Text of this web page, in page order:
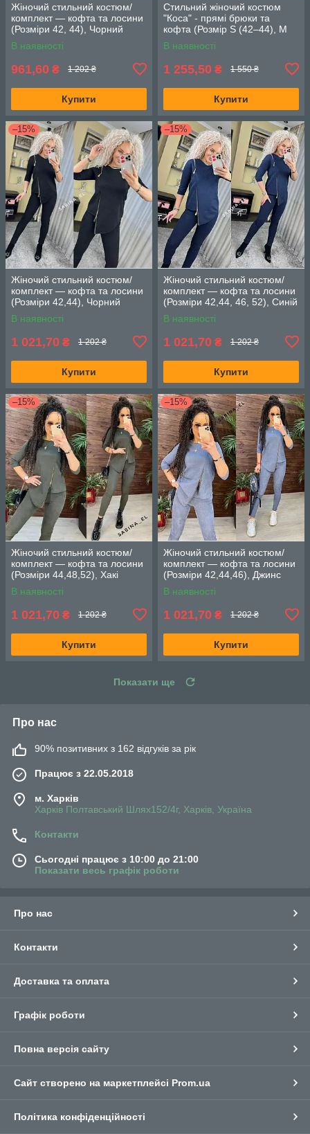
Жіночий стильний костюм/
комплект — кофта та лосини
(Розміри 42, 44), Чорний
В наявності
961,60 ₴ 1 202 ₴
Купити
Стильний жіночий костюм
"Коса" - прямі брюки та
кофта (Розмір S (42–44), M
(46–48), L (50–52)), Сірий
В наявності
1 255,50 ₴ 1 550 ₴
Купити
–15%
Жіночий стильний костюм/
комплект — кофта та лосини
(Розміри 42,44), Чорний
В наявності
1 021,70 ₴ 1 202 ₴
Купити
–15%
Жіночий стильний костюм/
комплект — кофта та лосини
(Розміри 42,44, 46, 52), Синій
В наявності
1 021,70 ₴ 1 202 ₴
Купити
–15%
Жіночий стильний костюм/
комплект — кофта та лосини
(Розміри 44,48,52), Хакі
В наявності
1 021,70 ₴ 1 202 ₴
Купити
–15%
Жіночий стильний костюм/
комплект — кофта та лосини
(Розміри 42,44,46), Джинс
В наявності
1 021,70 ₴ 1 202 ₴
Купити
Показати ще
Про нас
90% позитивних з 162 відгуків за рік
Працює з 22.05.2018
м. Харків
Харків Полтавський Шлях152/4г, Харків, Україна
Контакти
Сьогодні працює з 10:00 до 21:00
Показати весь графік роботи
Про нас
Контакти
Доставка та оплата
Графік роботи
Повна версія сайту
Сайт створено на маркетплейсі Prom.ua
Політика конфіденційності